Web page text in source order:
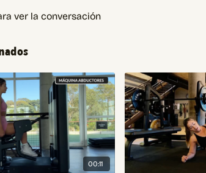
ver la conversación
00:11